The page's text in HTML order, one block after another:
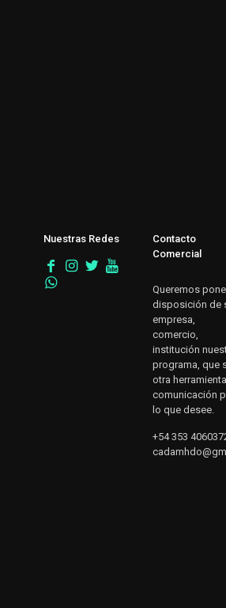
Nuestras Redes
Contacto
Comercial
Queremos
disposición de
empresa,
comercio,
institución
programa, que
otra
comunicación
lo que desee.
+54 353